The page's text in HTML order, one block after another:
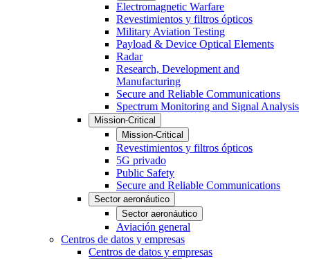
Electromagnetic Warfare
Revestimientos y filtros ópticos
Military Aviation Testing
Payload & Device Optical Elements
Radar
Research, Development and
Manufacturing
Secure and Reliable Communications
Spectrum Monitoring and Signal Analysis
Mission-Critical
Mission-Critical
Revestimientos y filtros ópticos
5G privado
Public Safety
Secure and Reliable Communications
Sector aeronáutico
Sector aeronáutico
Aviación general
Centros de datos y empresas
Centros de datos y empresas